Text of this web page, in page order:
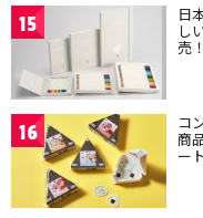
15 日
し
売！
16 コ
商
ー